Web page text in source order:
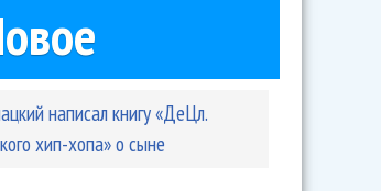
написал книгу «ДеЦл.
хип-хопа» о сыне